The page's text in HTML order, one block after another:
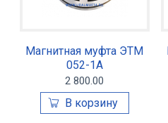
Магнитная муфта ЭТМ
052-1А
2 800.00